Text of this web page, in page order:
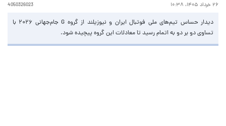
۲۶ خرداد ۱۴۰۵، ۱۰:۳۸ 4050326023
دیدار حساس تیم‌های ملی فوتبال ایران و نیوزیلند از گروه G جام‌جهانی ۲۰۲۶ با
تساوی دو بر دو به اتمام رسید تا معادلات این گروه پیچیده شود.